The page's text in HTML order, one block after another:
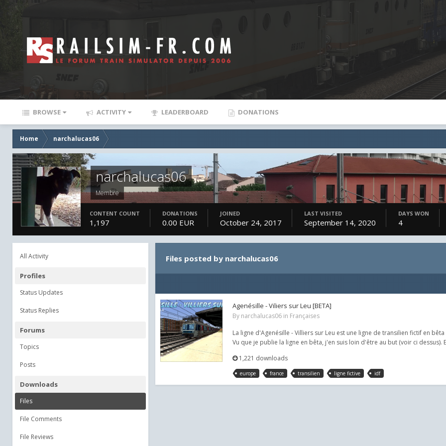
BROWSE ACTIVITY LEADERBOARD DONATIONS
Home narchalucas06
narchalucas06
Membre
CONTENT COUNT
1,197
DONATIONS
0.00 EUR
JOINED
October 24, 2017
LAST VISITED
September 14, 2020
DAYS WON
4
All Activity
Profiles
Status Updates
Status Replies
Forums
Topics
Posts
Downloads
Files
File Comments
File Reviews
Files posted by narchalucas06
Agenésille - Viliers sur Leu [BETA]
By narchalucas06 in Françaises
La ligne d'Agenésille - Villiers sur Leu est une ligne de transilien fictif en
Vu que je publie la ligne en bêta, j'en suis loin d'être au but (voir ci dessus).
1,221 downloads
europe france transilien ligne fictive idf